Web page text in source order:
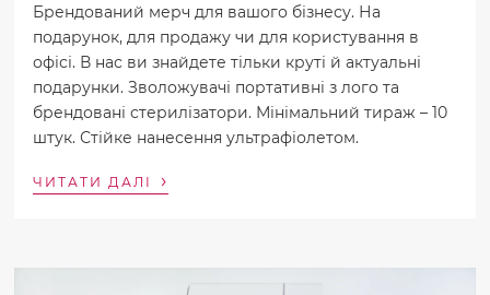
Брендований мерч для вашого бізнесу. На
подарунок, для продажу чи для користування в
офісі. В нас ви знайдете тільки круті й актуальні
подарунки. Зволожувачі портативні з лого та
брендовані стерилізатори. Мінімальний тираж – 10
штук. Стійке нанесення ультрафіолетом.
ЧИТАТИ ДАЛІ ›